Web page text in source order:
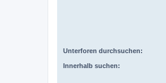
Unterforen durchsuchen:
Innerhalb suchen: